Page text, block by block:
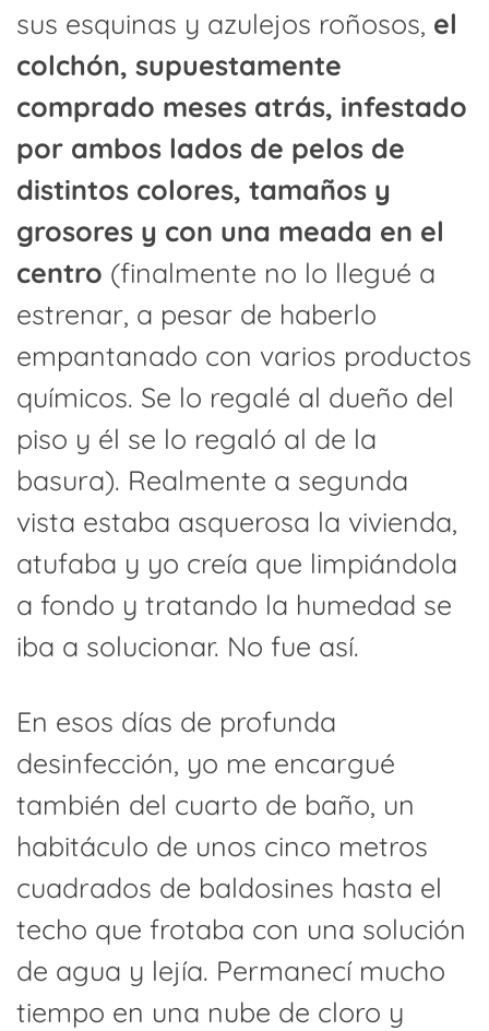
sus esquinas y azulejos roñosos, el
colchón, supuestamente
comprado meses atrás, infestado
por ambos lados de pelos de
distintos colores, tamaños y
grosores y con una meada en el
centro (finalmente no lo llegué a
estrenar, a pesar de haberlo
empantanado con varios productos
químicos. Se lo regalé al dueño del
piso y él se lo regaló al de la
basura). Realmente a segunda
vista estaba asquerosa la vivienda,
atufaba y yo creía que limpiándola
a fondo y tratando la humedad se
iba a solucionar. No fue así.
En esos días de profunda
desinfección, yo me encargué
también del cuarto de baño, un
habitáculo de unos cinco metros
cuadrados de baldosines hasta el
techo que frotaba con una solución
de agua y lejía. Permanecí mucho
tiempo en una nube de cloro y